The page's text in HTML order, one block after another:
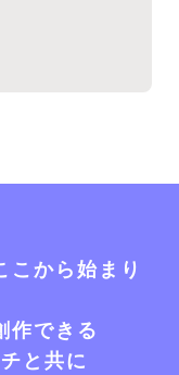
から始まり
作できる
と共に